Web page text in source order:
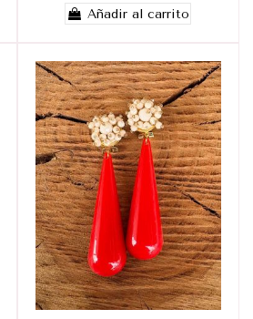
Añadir al carrito